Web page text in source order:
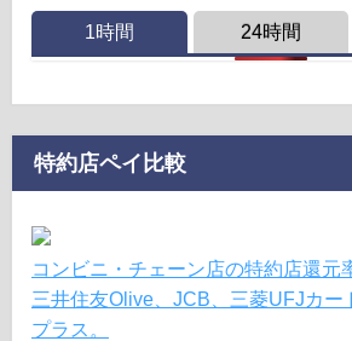
1時間 24時間
特約店ペイ比較
コンビニ・チェーン店の特約店還元
三井住友Olive、JCB、三菱UFJカー
プラス。